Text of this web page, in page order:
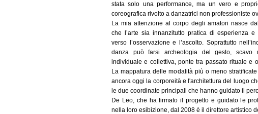
stata solo una performance, ma un vero e
coreografica rivolto a danzatrici non professioniste
La mia attenzione al corpo degli amatori nasce
che l’arte sia innanzitutto pratica di esperienza
verso l’osservazione e l’ascolto. Soprattutto
danza può farsi archeologia del gesto, scavo
individuale e collettiva, ponte tra passato rituale e
La mappatura delle modalità più o meno
ancora oggi la corporeità e l'architettura del luogo
le due coordinate principali che hanno guidato il
De Leo, che ha firmato il progetto e guidato le
nella loro esibizione, dal 2008 è il direttore artistico